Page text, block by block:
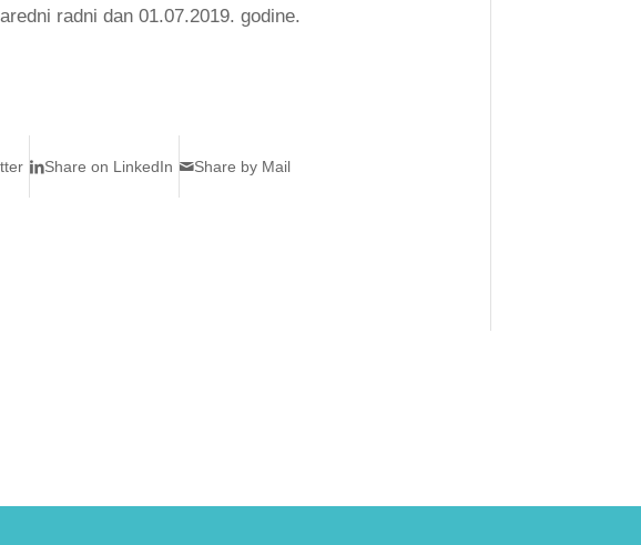
radni dan 01.07.2019. godine.
Share on LinkedIn Share by Mail